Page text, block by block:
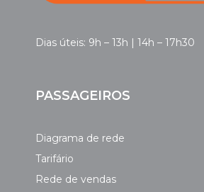
Dias úteis: 9h – 13h | 14h – 17h30
PASSAGEIROS
Diagrama de rede
Tarifário
Rede de vendas